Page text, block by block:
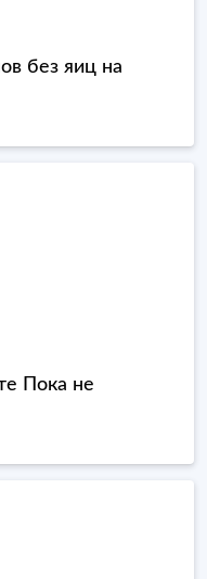
без яиц на
Пока не